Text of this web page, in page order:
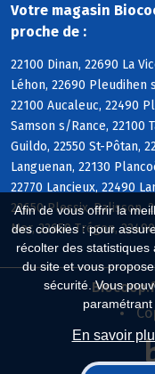
Afin de vous offrir la
des cookies : pour
récolter des
du site et vous
sécurité. Vous
En savoir
Votre magasin
proche de :
22100 Dinan, 22690 La
Léhon, 22690 Pleudihen
22100 Aucaleuc, 22490
Samson s/Rance, 22100
Guildo, 22550 St-Pôtan,
Languenan, 22130
22770 Lancieux, 22490
22650 Plessix-Balisson,
Mer, 22650 Trégon,